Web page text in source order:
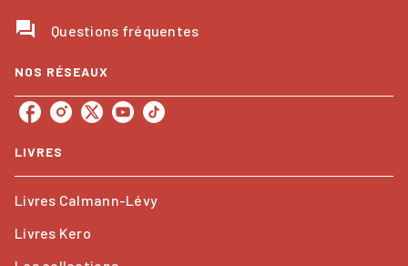
question_answer Questions fréquentes
NOS RÉSEAUX
LIVRES
Livres Calmann-Lévy
Livres Kero